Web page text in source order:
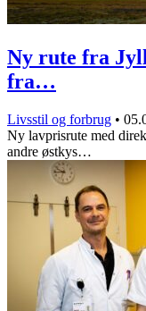
Ny rute fra
fra…
Livsstil og forbrug •
Ny lavprisrute med
andre østkys…